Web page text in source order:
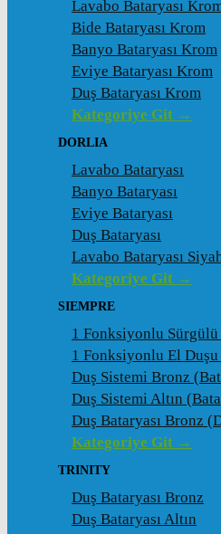
Lavabo Bataryası
Bide Bataryası Krom
Banyo Bataryası Krom
Eviye Bataryası Krom
Duş Bataryası Krom
Kategoriye Git →
DORLIA
Lavabo Bataryası
Banyo Bataryası
Eviye Bataryası
Duş Bataryası
Lavabo Bataryası
Kategoriye Git →
SIEMPRE
1 Fonksiyonlu
1 Fonksiyonlu El Duşu
Duş Sistemi Bronz
Duş Sistemi Altın
Duş Bataryası Bronz
Kategoriye Git →
TRINITY
Duş Bataryası Bronz
Duş Bataryası Altın